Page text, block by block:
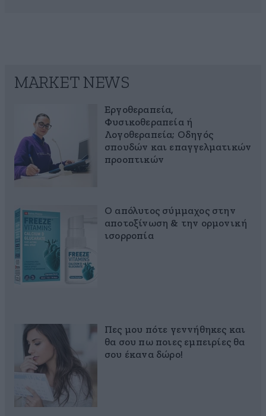
MARKET NEWS
Εργοθεραπεία,
Φυσικοθεραπεία ή
Λογοθεραπεία; Οδηγός
σπουδών και επαγγελματικών
προοπτικών
Ο απόλυτος σύμμαχος στην
αποτοξίνωση & την ορμονική
ισορροπία
Πες μου πότε γεννήθηκες και
θα σου πω ποιες εμπειρίες θα
σου έκανα δώρο!